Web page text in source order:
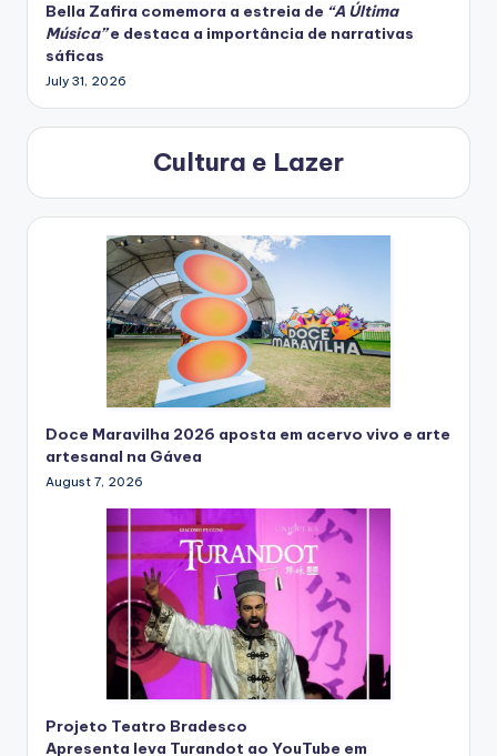
Bella Zafira comemora a estreia de “A Última
Música”e destaca a importância de narrativas
sáficas
July 31, 2026
Cultura e Lazer
Doce Maravilha 2026 aposta em acervo vivo e arte
artesanal na Gávea
August 7, 2026
Projeto Teatro Bradesco
Apresenta leva Turandot ao YouTube em